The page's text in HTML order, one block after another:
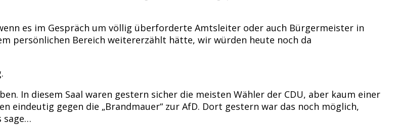
es im Gespräch um völlig überforderte Amtsleiter oder auch Bürgermeister in
persönlichen Bereich weitererzählt hätte, wir würden heute noch da
In diesem Saal waren gestern sicher die meisten Wähler der CDU, aber kaum einer
eindeutig gegen die „Brandmauer“ zur AfD. Dort gestern war das noch möglich,
sage…